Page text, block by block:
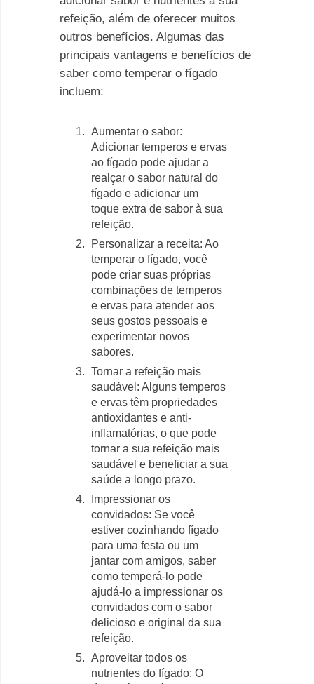
refeição, além de oferecer muitos
outros benefícios. Algumas das
principais vantagens e benefícios de
saber como temperar o fígado
incluem:
Aumentar o sabor:
Adicionar temperos e ervas
ao fígado pode ajudar a
realçar o sabor natural do
fígado e adicionar um
toque extra de sabor à sua
refeição.
Personalizar a receita: Ao
temperar o fígado, você
pode criar suas próprias
combinações de temperos
e ervas para atender aos
seus gostos pessoais e
experimentar novos
sabores.
Tornar a refeição mais
saudável: Alguns temperos
e ervas têm propriedades
antioxidantes e anti-
inflamatórias, o que pode
tornar a sua refeição mais
saudável e beneficiar a sua
saúde a longo prazo.
Impressionar os
convidados: Se você
estiver cozinhando fígado
para uma festa ou um
jantar com amigos, saber
como temperá-lo pode
ajudá-lo a impressionar os
convidados com o sabor
delicioso e original da sua
refeição.
Aproveitar todos os
nutrientes do fígado: O